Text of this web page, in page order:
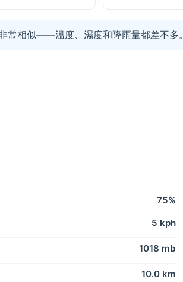
常相似——溫度、濕度和降雨量都差不多。
75%
5 kph
1018 mb
10.0 km